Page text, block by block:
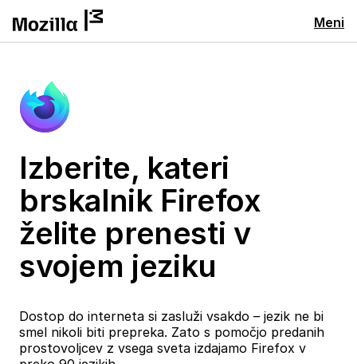
Meni
Izberite, kateri
brskalnik Firefox
želite prenesti v
svojem jeziku
Dostop do interneta si zasluži vsakdo – jezik ne bi
smel nikoli biti prepreka. Zato s pomočjo predanih
prostovoljcev z vsega sveta izdajamo Firefox v